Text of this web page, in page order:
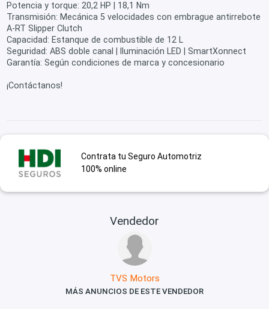
Potencia y torque: 20,2 HP | 18,1 Nm
Transmisión: Mecánica 5 velocidades con embrague antirrebote
A-RT Slipper Clutch
Capacidad: Estanque de combustible de 12 L
Seguridad: ABS doble canal | Iluminación LED | SmartXonnect
Garantía: Según condiciones de marca y concesionario
¡Contáctanos!
Contrata tu Seguro Automotriz
100% online
Vendedor
TVS Motors
MÁS ANUNCIOS DE ESTE VENDEDOR